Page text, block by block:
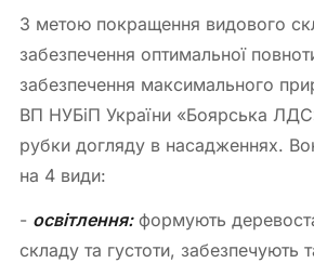
З метою покращення видового
забезпечення оптимальної
забезпечення максимального
ВП НУБіП України «Боярська
рубки догляду в насадженнях.
на 4 види:
- освітлення:формують
складу та густоти, забезпечують